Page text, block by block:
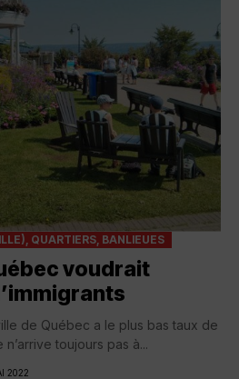
QUARTIERS, BANLIEUES
voudrait
de Québec a le plus bas taux de
toujours pas à...
2022